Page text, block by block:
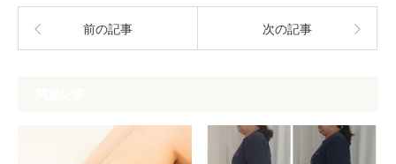
前の記事 次の記事